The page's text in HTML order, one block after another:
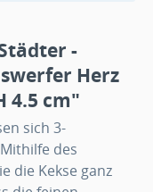
-
Herz
4.5 cm"
sich 3-
des
die Kekse ganz